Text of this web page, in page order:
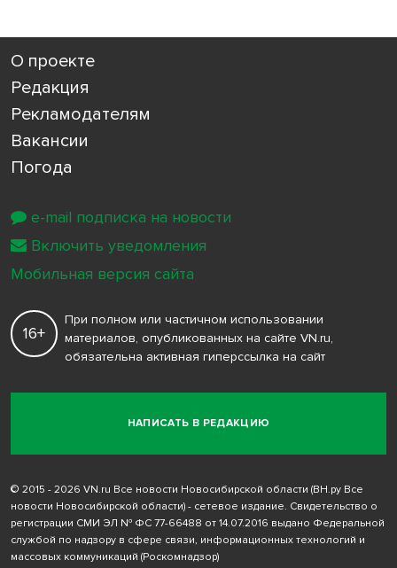
О проекте
Редакция
Рекламодателям
Вакансии
Погода
НАПИСАТЬ В РЕДАКЦИЮ
16+
При полном или частичном использовании
материалов, опубликованных на сайте VN.ru,
обязательна активная гиперссылка на сайт
© 2015 - 2026 VN.ru Все новости Новосибирской области (ВН.ру Все
новости Новосибирской области) - сетевое издание. Свидетельство о
регистрации СМИ ЭЛ № ФС 77-66488 от 14.07.2016 выдано Федеральной
службой по надзору в сфере связи, информационных технологий и
массовых коммуникаций (Роскомнадзор)
e-mail подписка на новости
Включить уведомления
Мобильная версия сайта